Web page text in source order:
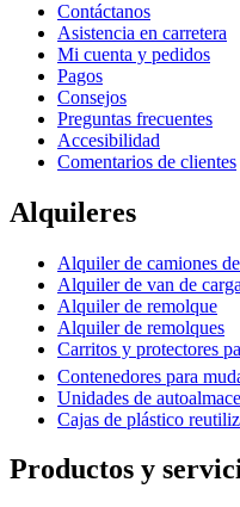
Contáctanos
Asistencia en carretera
Mi cuenta y pedidos
Pagos
Consejos
Preguntas frecuentes
Accesibilidad
Comentarios de clientes
Alquileres
Alquiler de camiones
Alquiler de van de carga
Alquiler de remolque
Alquiler de remolques
Carritos y protectores
Contenedores para
Unidades de
Cajas de plástico
Productos y